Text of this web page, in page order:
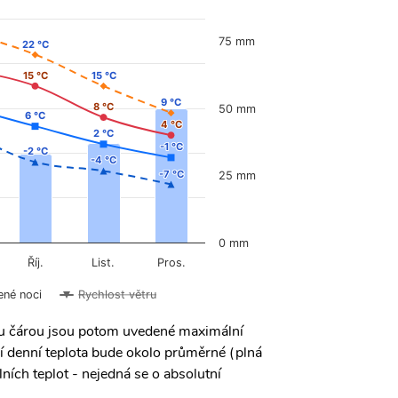
15 °C
15 °C
8 °C
8 °C
4 °C
4 °C
22 °C
22 °C
15 °C
15 °C
9 °C
9 °C
6 °C
6 °C
2 °C
2 °C
-1 °C
-1 °C
-2 °C
-2 °C
-4 °C
-4 °C
-7 °C
-7 °C
noci Rychlost větru
Říj. List. Pros.
0 mm
25 mm
50 mm
75 mm
čárou jsou potom uvedené maximální
teplota bude okolo průměrné (plná
teplot - nejedná se o absolutní